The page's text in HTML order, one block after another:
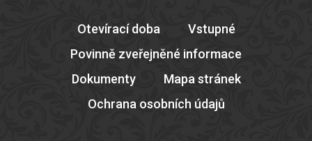
Otevírací doba
Vstupné
Povinně zveřejněné informace
Dokumenty
Mapa stránek
Ochrana osobních údajů